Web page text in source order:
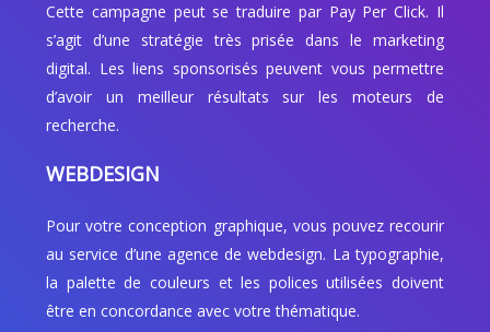
Cette campagne peut se traduire par Pay Per Click. Il
s’agit d’une stratégie très prisée dans le marketing
digital. Les liens sponsorisés peuvent vous permettre
d’avoir un meilleur résultats sur les moteurs de
recherche.
WEBDESIGN
Pour votre conception graphique, vous pouvez recourir
au service d’une agence de webdesign. La typographie,
la palette de couleurs et les polices utilisées doivent
être en concordance avec votre thématique.